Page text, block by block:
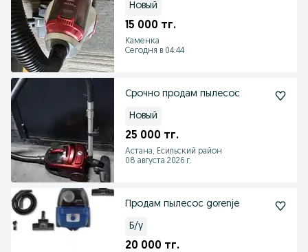
Новый
15 000 тг.
Каменка
Сегодня в 04:44
Срочно продам пылесос
Новый
25 000 тг.
Астана, Есильский район
08 августа 2026 г.
Продам пылесос gorenje
Б/у
20 000 тг.